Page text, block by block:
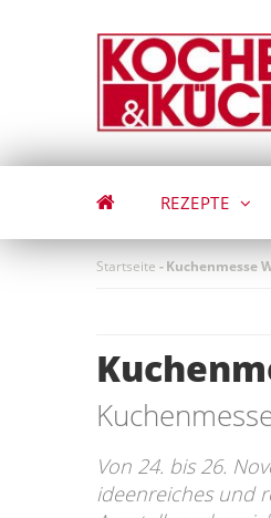
REZEPTE
Startseite -Kuchenmesse
Von 24. bis 26.
ideenreiches und